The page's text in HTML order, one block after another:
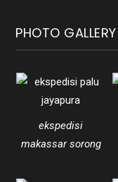
PHOTO GALLERY
ekspedisi
makassar sorong